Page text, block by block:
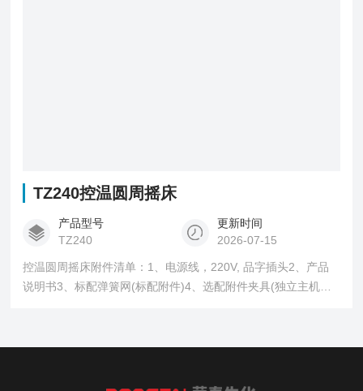
TZ240控温圆周摇床
产品型号
TZ240
更新时间
2026-07-15
控温圆周摇床附件清单：1、电源线，220V, 品字插头2、产品
说明书3、标配弹簧网(标配附件)4、选配附件夹具(独立主机包